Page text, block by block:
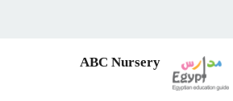
ABC Nursery